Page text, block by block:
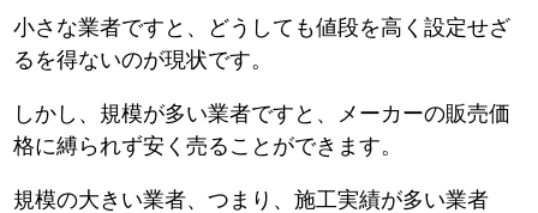
小さな業者ですと、どうしても値段を高く設定せざ
るを得ないのが現状です。
しかし、規模が多い業者ですと、メーカーの販売価
格に縛られず安く売ることができます。
規模の大きい業者、つまり、施工実績が多い業者